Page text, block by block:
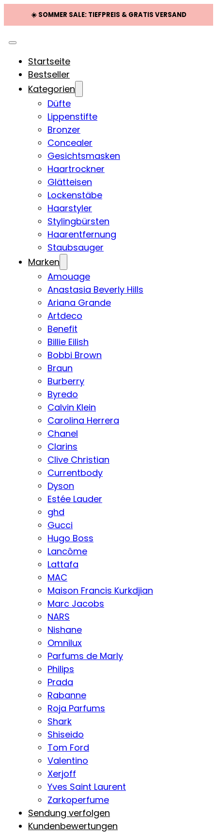
☀️ SOMMER SALE: TIEFPREIS & GRATIS VERSAND
Startseite
Bestseller
Kategorien
Düfte
Lippenstifte
Bronzer
Concealer
Gesichtsmasken
Haartrockner
Glätteisen
Lockenstäbe
Haarstyler
Stylingbürsten
Haarentfernung
Staubsauger
Marken
Amouage
Anastasia Beverly Hills
Ariana Grande
Artdeco
Benefit
Billie Eilish
Bobbi Brown
Braun
Burberry
Byredo
Calvin Klein
Carolina Herrera
Chanel
Clarins
Clive Christian
Currentbody
Dyson
Estée Lauder
ghd
Gucci
Hugo Boss
Lancôme
Lattafa
MAC
Maison Francis Kurkdjian
Marc Jacobs
NARS
Nishane
Omnilux
Parfums de Marly
Philips
Prada
Rabanne
Roja Parfums
Shark
Shiseido
Tom Ford
Valentino
Xerjoff
Yves Saint Laurent
Zarkoperfume
Sendung verfolgen
Kundenbewertungen